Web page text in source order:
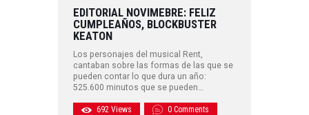
EDITORIAL NOVIMEBRE: FELIZ
CUMPLEAÑOS, BLOCKBUSTER
KEATON
Los personajes del musical Rent,
cantaban sobre las formas de las que se
pueden contar lo que dura un año:
525.600 minutos que se pueden…
692 Views 0 Comments